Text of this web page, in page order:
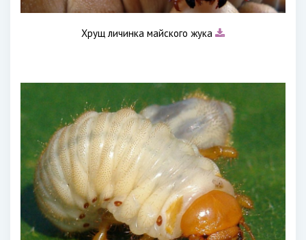
Хрущ личинка майского жука